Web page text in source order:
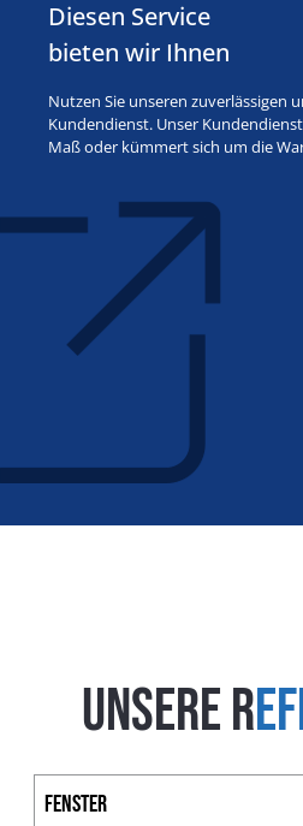
Diesen Service
bieten wir Ihnen
Nutzen Sie unseren zuverlässigen
Kundendienst. Unser
Maß oder kümmert sich um die
Unsere R
Fenster